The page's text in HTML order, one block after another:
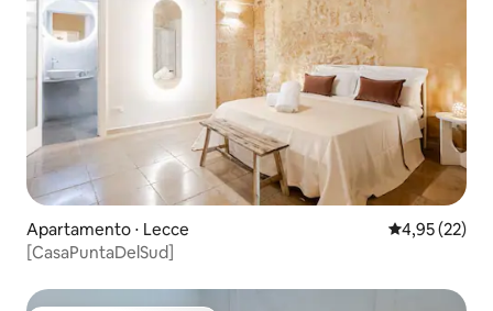
Apartamento ⋅ Lecce 4,95 de uma
4,95 (22)
[CasaPuntaDelSud]